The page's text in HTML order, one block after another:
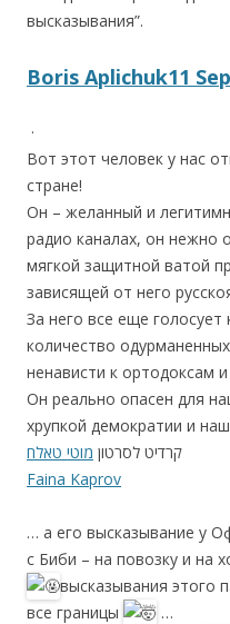
высказывания”.
Boris Aplichuk11
·
Вот этот человек у нас
стране!
Он – желанный и
радио каналах, он нежно
мягкой защитной ватой
зависящей от него
За него все еще
количество
ненависти к ортодоксам
Он реально опасен для
хрупкой демократии и
קרדיט לסרטון מוטי טאלח
Faina Kaprov
… а его высказывание у
с Биби – на повозку и на
высказывания этого
все границы
…